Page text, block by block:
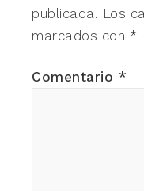
publicada. Los
marcados con *
Comentario *